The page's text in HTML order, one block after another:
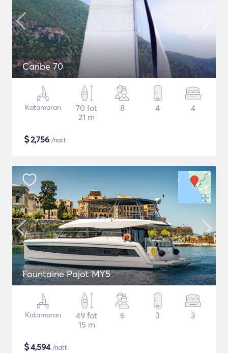
Caribe 70
Katamaran
70 fot
21 m
8 4 4
$2,756 /natt
Fountaine Pajot MY5
Katamaran
49 fot
15 m
6 3 3
$4,594/natt